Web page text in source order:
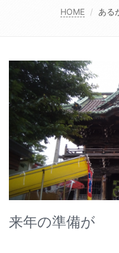
HOME ある
来年の準備が